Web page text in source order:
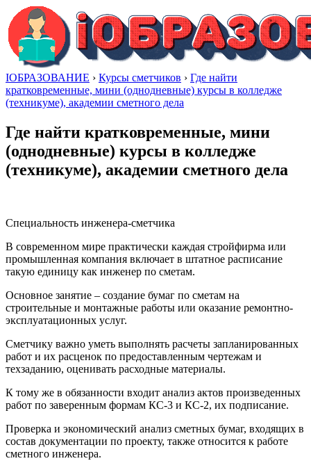
IОБРАЗОВАНИЕ › Курсы сметчиков › Где найти
кратковременные, мини (однодневные) курсы в колледже
(техникуме), академии сметного дела
Где найти кратковременные, мини
(однодневные) курсы в колледже
(техникуме), академии сметного дела
Специальность инженера-сметчика
В современном мире практически каждая стройфирма или
промышленная компания включает в штатное расписание
такую единицу как инженер по сметам.
Основное занятие – создание бумаг по сметам на
строительные и монтажные работы или оказание ремонтно-
эксплуатационных услуг.
Сметчику важно уметь выполнять расчеты запланированных
работ и их расценок по предоставленным чертежам и
техзаданию, оценивать расходные материалы.
К тому же в обязанности входит анализ актов произведенных
работ по заверенным формам КС-3 и КС-2, их подписание.
Проверка и экономический анализ сметных бумаг, входящих в
состав документации по проекту, также относится к работе
сметного инженера.